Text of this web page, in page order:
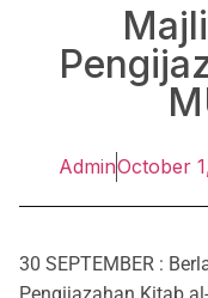
AdminOctober
30 SEPTEMBER :